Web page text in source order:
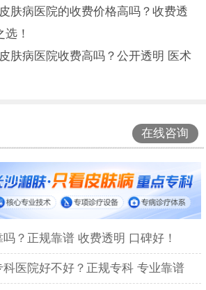
肤病医院的收费价格高吗？收费透
！
肤病医院收费高吗？公开透明 医术
在线咨询
？正规靠谱 收费透明 口碑好！
医院好不好？正规专科 专业靠谱